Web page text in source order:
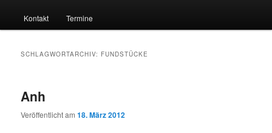
Kontakt Termine
SCHLAGWORTARCHIV: FUNDSTÜCKE
Anh
Veröffentlicht am18. März 2012